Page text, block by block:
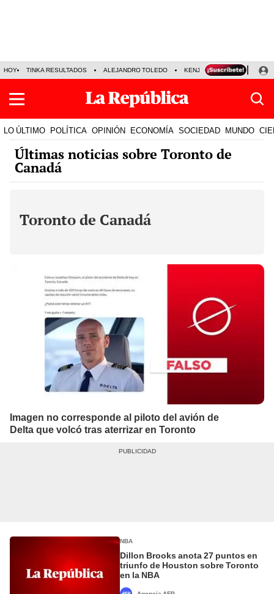
HOY TINKA RESULTADOS ALEJANDRO TOLEDO KENJI FUJIMORI
LO ÚLTIMO POLÍTICA OPINIÓN ECONOMÍA SOCIEDAD MUNDO
Últimas noticias sobre Toronto de
Canadá
Toronto de Canadá
Imagen no corresponde al piloto del avión de
Delta que volcó tras aterrizar en Toronto
NBA
Dillon Brooks anota 27 puntos en
triunfo de Houston sobre Toronto
en la NBA